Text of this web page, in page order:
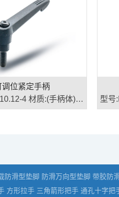
调位紧定手柄
4 材质:(手柄体)锌
(螺杆)钢/不锈钢
型号
防滑型垫脚 防滑万向型垫脚 带胶防
方形拉手 三角箭形把手 通孔十字把